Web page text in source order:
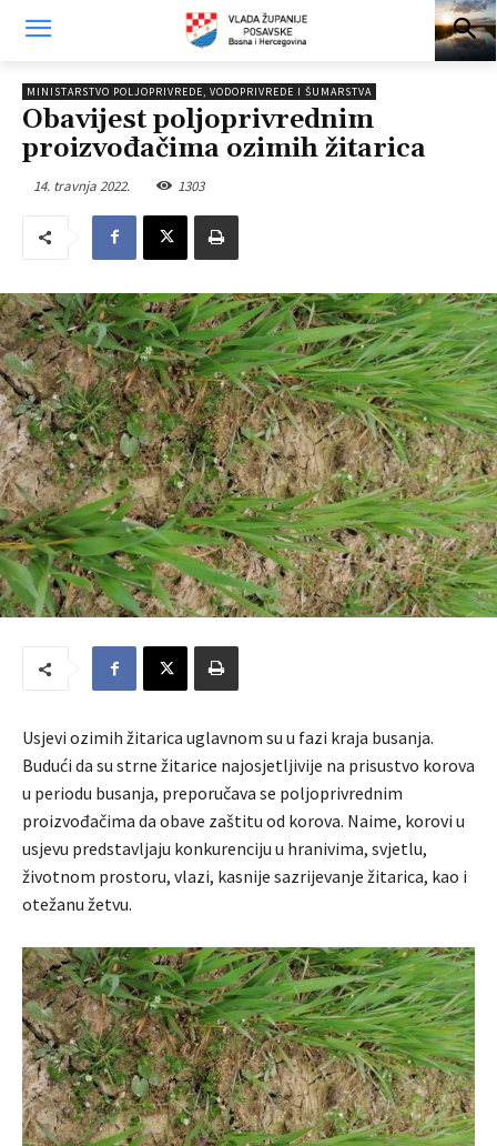
MINISTARSTVO POLJOPRIVREDE, VODOPRIVREDE I ŠUMARSTVA
Obavijest poljoprivrednim
proizvođačima ozimih žitarica
14. travnja 2022. 1303
Usjevi ozimih žitarica uglavnom su u fazi kraja busanja.
Budući da su strne žitarice najosjetljivije na prisustvo korova
u periodu busanja, preporučava se poljoprivrednim
proizvođačima da obave zaštitu od korova. Naime, korovi u
usjevu predstavljaju konkurenciju u hranivima, svjetlu,
životnom prostoru, vlazi, kasnije sazrijevanje žitarica, kao i
otežanu žetvu.